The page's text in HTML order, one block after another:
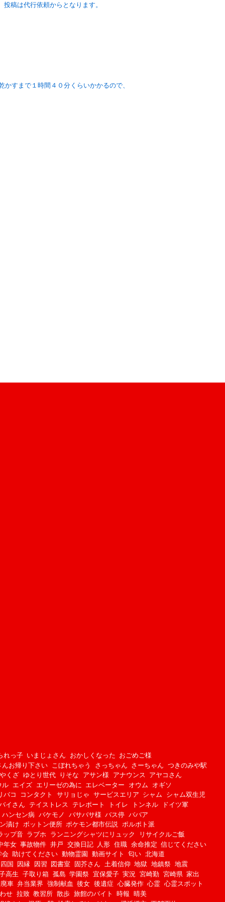
稿は代行依頼からとなります。 
すまで１時間４０分くらいかかるので、
れっ子 いまじょさん おかしくなった おごめご様
んお帰り下さい
こぼれちゃう さっちゃん さーちゃん つきのみや駅
くざ ゆとり世代 りそな アサン様 アナウンス アヤコさん
ル エイズ エリーゼの為に エレベーター オウム
オギソ
バコ
コンタクト サリョじゃ サービスエリア シャム
シャム双生児
イさん
テイストレス テレポート トイレ トンネル
ドイツ軍
ハンセン病 バケモノ バサバサ様 バス停 ババア
漬け ボットン便所 ポケモン都市伝説 ポルポト派
ップ音 ラブホ ランニングシャツにリュック
リサイクルご飯
年女 事故物件 井戸 交換日記 人形 住職 余命推定 信じてください
会 助けてください 動物霊園 動画サイト 匂い 北海道
四国
因縁 因習 図書室 固芥さん 土着信仰 地獄 地鎮祭 地震
高生 子取り箱 孤島 学園祭 宜保愛子 実況 宮崎勤 宮崎県 家出
廃車 弁当業界 強制献血 後女 後遺症 心臓発作 心霊 心霊スポット
せ 拉致 教習所 散歩 旅館のバイト 時報 晴美